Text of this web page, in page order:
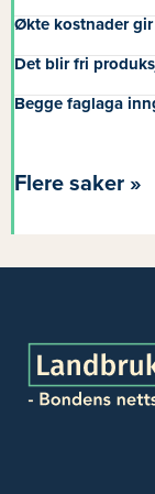
Økte kostnader
Det blir fri
Begge faglaga
Flere saker »